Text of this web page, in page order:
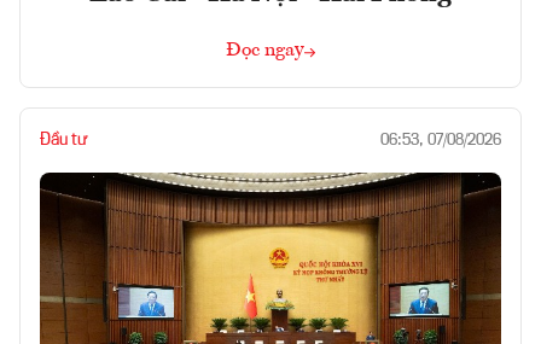
Đọc ngay
Đầu tư 06:53, 07/08/2026